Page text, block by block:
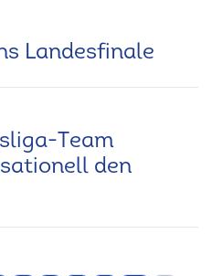
Landesfinale
Team
den